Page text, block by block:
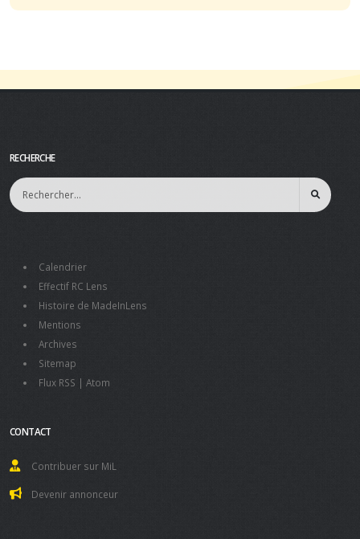
RECHERCHE
Calendrier
Effectif RC Lens
Histoire de MadeInLens
Mentions
Archives
Sitemap
Flux RSS | Atom
CONTACT
Contribuer sur MiL
Devenir annonceur